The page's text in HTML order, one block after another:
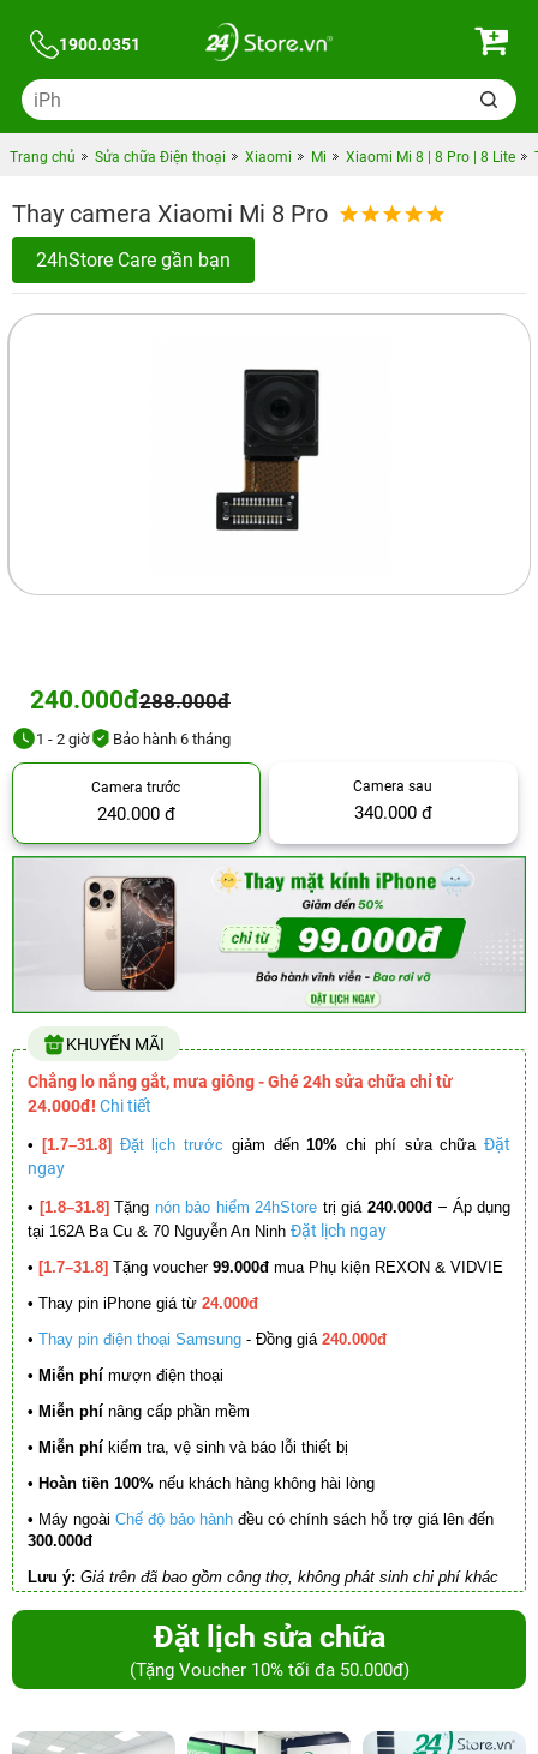
1900.0351
Trang chủ Sửa chữa Điện thoại Xiaomi Mi Xiaomi Mi 8 | 8 Pro | 8 Lite
Thay camera Xiaomi Mi 8 Pro
24hStore Care gần bạn
240.000đ288.000đ
1 - 2 giờ Bảo hành 6 tháng
Camera trước
240.000 đ
Camera sau
340.000 đ
KHUYẾN MÃI
Chẳng lo nắng gắt, mưa giông - Ghé 24h sửa chữa chỉ từ
24.000đ! Chi tiết
• [1.7–31.8] Đặt lịch trước giảm đến10% chi phí sửa chữa Đặt
ngay
• [1.8–31.8] Tặng nón bảo hiểm 24hStore trị giá 240.000đ – Áp dụng
tại 162A Ba Cu & 70 Nguyễn An Ninh Đặt lịch ngay
• [1.7–31.8] Tặng voucher 99.000đ mua Phụ kiện REXON & VIDVIE
• Thay pin iPhone giá từ 24.000đ
• Thay pin điện thoại Samsung - Đồng giá 240.000đ
• Miễn phí mượn điện thoại
• Miễn phí nâng cấp phần mềm
• Miễn phí kiểm tra, vệ sinh và báo lỗi thiết bị
• Hoàn tiền 100% nếu khách hàng không hài lòng
• Máy ngoài Chế độ bảo hành đều có chính sách hỗ trợ giá lên đến
300.000đ
Lưu ý: Giá trên đã bao gồm công thợ, không phát sinh chi phí khác
Đặt lịch sửa chữa
(Tặng Voucher 10% tối đa 50.000đ)